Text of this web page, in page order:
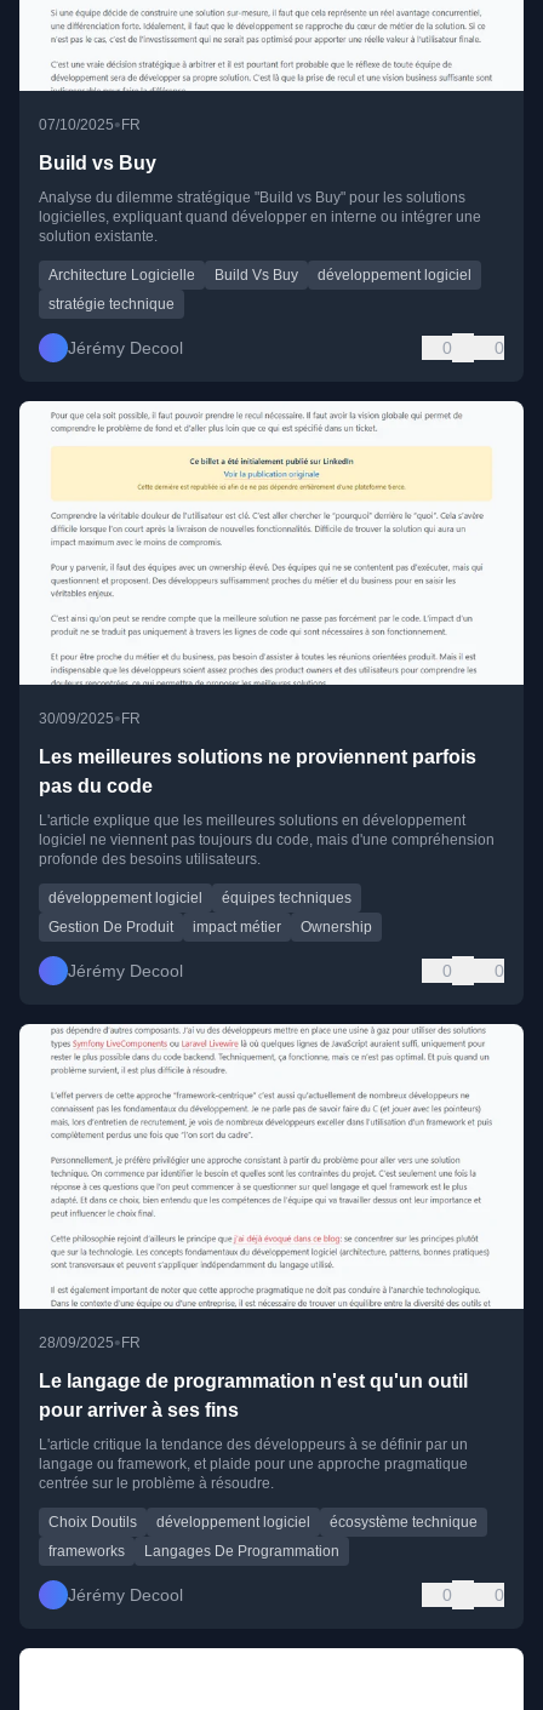
07/10/2025• FR
Build vs Buy
Analyse du dilemme stratégique "Build vs Buy" pour les solutions
logicielles, expliquant quand développer en interne ou intégrer une
solution existante.
Architecture Logicielle Build Vs Buy
développement logiciel
stratégie technique
Jérémy Decool 0 0
30/09/2025• FR
Les meilleures solutions ne proviennent parfois
pas du code
L'article explique que les meilleures solutions en développement
logiciel ne viennent pas toujours du code, mais d'une compréhension
profonde des besoins utilisateurs.
développement logiciel
équipes techniques
Gestion De Produit
impact métier Ownership
Jérémy Decool 0 0
28/09/2025•FR
Le langage de programmation n'est qu'un outil
pour arriver à ses fins
L'article critique la tendance des développeurs à se définir par un
langage ou framework, et plaide pour une approche pragmatique
centrée sur le problème à résoudre.
Choix Doutils développement logiciel
écosystème technique
frameworks
Langages De Programmation
Jérémy Decool 0 0